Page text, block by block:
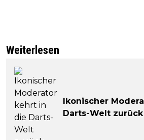
Weiterlesen
Ikonischer
Darts-Welt zurück